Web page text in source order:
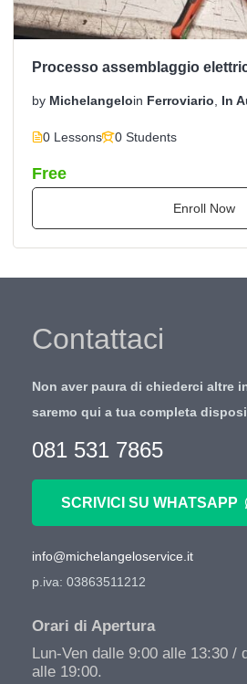
Processo assemblaggio
by Michelangeloin Ferroviario, In
0 Lessons 0 Students
Free
Enroll Now
Contattaci
Non aver paura di chiederci altre
saremo qui a tua completa
081 531 7865
SCRIVICI SU WHATSAPP
info@michelangeloservice.it
p.iva: 03863511212
Orari di Apertura
Lun-Ven dalle 9:00 alle 13:30 /
alle 19:00.